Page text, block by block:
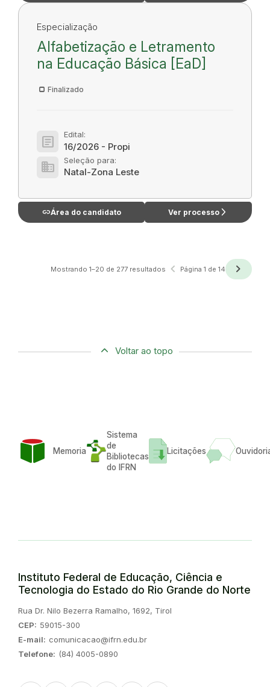
Especialização
Alfabetização e Letramento
na Educação Básica [EaD]
Finalizado
article Edital:
16/2026 - Propi
domain Seleção para:
Natal-Zona Leste
linkÁrea do candidato Ver processo arrow_forward_ios
Mostrando 1–20 de 277 resultados navigate_before
Anterior
Página 1 de 14 navigate_next
Próxima
Voltar ao topo
Memoria
Sistema
de
Bibliotecas
do IFRN
Licitações
Instituto Federal de Educação, Ciência e
Tecnologia do Estado do Rio Grande do Norte
Endereço:
Rua Dr. Nilo Bezerra Ramalho, 1692, Tirol
CEP: 59015-300
E-mail: comunicacao@ifrn.edu.br
Telefone: (84) 4005-0890